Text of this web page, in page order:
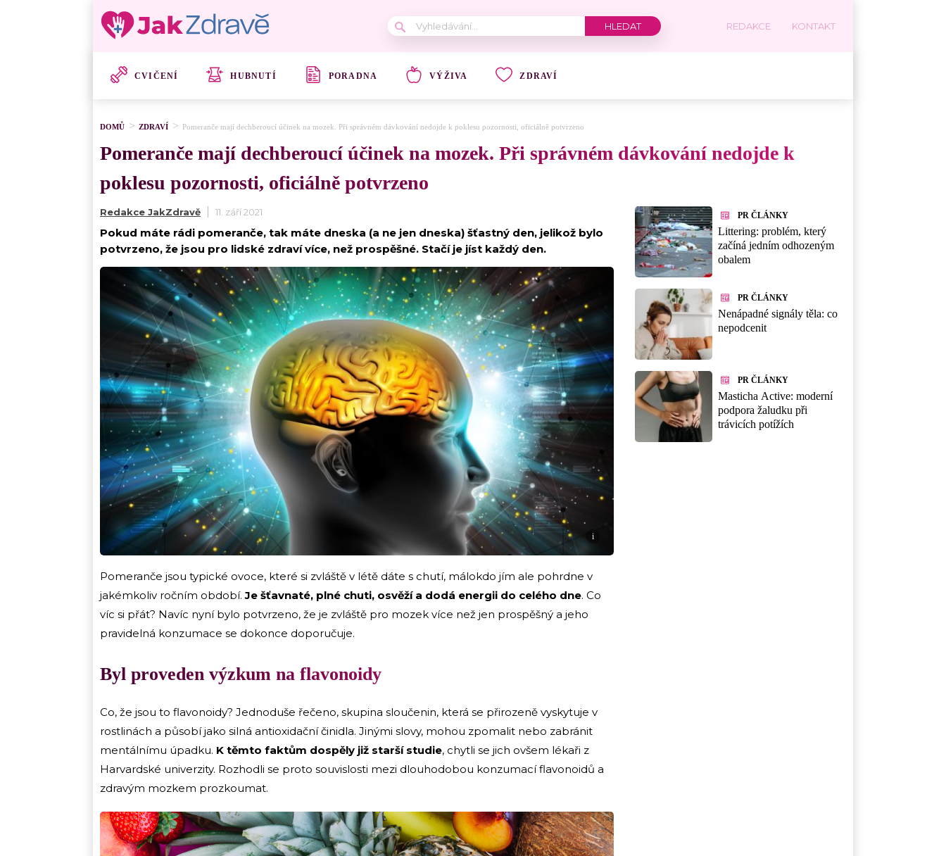
REDAKCE KONTAKT
CVIČENÍ HUBNUTÍ PORADNA VÝŽIVA ZDRAVÍ
DOMŮ ZDRAVÍ Pomeranče mají dechberoucí účinek na mozek. Při správném dávkování nedojde k poklesu pozornosti, oficiálně potvrzeno
Pomeranče mají dechberoucí účinek na mozek. Při správném dávkování nedojde k
poklesu pozornosti, oficiálně potvrzeno
Redakce JakZdravě 11. září 2021
Pokud máte rádi pomeranče, tak máte dneska (a ne jen dneska) šťastný den, jelikož bylo
potvrzeno, že jsou pro lidské zdraví více, než prospěšné. Stačí je jíst každý den.
i
Pomeranče jsou typické ovoce, které si zvláště v létě dáte s chutí, málokdo jím ale pohrdne v
jakémkoliv ročním období. Je šťavnaté, plné chuti, osvěží a dodá energii do celého dne. Co
víc si přát? Navíc nyní bylo potvrzeno, že je zvláště pro mozek více než jen prospěšný a jeho
pravidelná konzumace se dokonce doporučuje.
Byl proveden výzkum na flavonoidy
Co, že jsou to flavonoidy? Jednoduše řečeno, skupina sloučenin, která se přirozeně vyskytuje v
rostlinách a působí jako silná antioxidační činidla. Jinými slovy, mohou zpomalit nebo zabránit
mentálnímu úpadku. K těmto faktům dospěly již starší studie, chytli se jich ovšem lékaři z
Harvardské univerzity. Rozhodli se proto souvislosti mezi dlouhodobou konzumací flavonoidů a
zdravým mozkem prozkoumat.
PR ČLÁNKY
Littering: problém, který
začíná jedním odhozeným
obalem
PR ČLÁNKY
Nenápadné signály těla: co
nepodcenit
PR ČLÁNKY
Masticha Active: moderní
podpora žaludku při
trávicích potížích